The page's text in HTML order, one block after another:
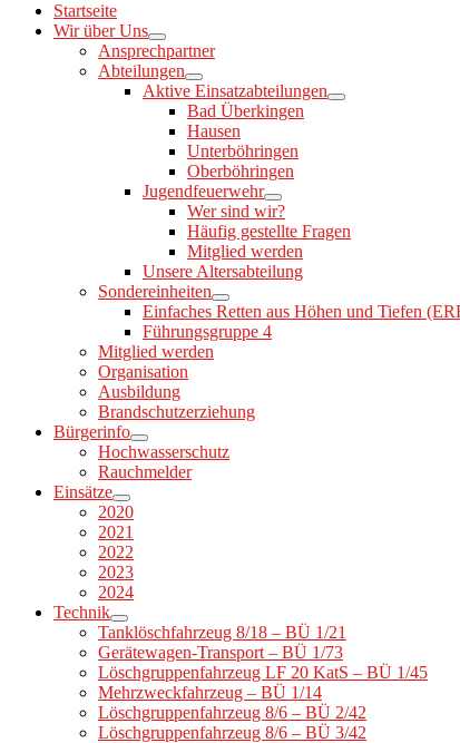
Startseite
Wir über Uns
Ansprechpartner
Abteilungen
Aktive Einsatzabteilungen
Bad Überkingen
Hausen
Unterböhringen
Oberböhringen
Jugendfeuerwehr
Wer sind wir?
Häufig gestellte Fragen
Mitglied werden
Unsere Altersabteilung
Sondereinheiten
Einfaches Retten aus Höhen und Tiefen
Führungsgruppe 4
Mitglied werden
Organisation
Ausbildung
Brandschutzerziehung
Bürgerinfo
Hochwasserschutz
Rauchmelder
Einsätze
2020
2021
2022
2023
2024
Technik
Tanklöschfahrzeug 8/18 – BÜ 1/21
Gerätewagen-Transport – BÜ 1/73
Löschgruppenfahrzeug LF 20 KatS – BÜ 1/45
Mehrzweckfahrzeug – BÜ 1/14
Löschgruppenfahrzeug 8/6 – BÜ 2/42
Löschgruppenfahrzeug 8/6 – BÜ 3/42